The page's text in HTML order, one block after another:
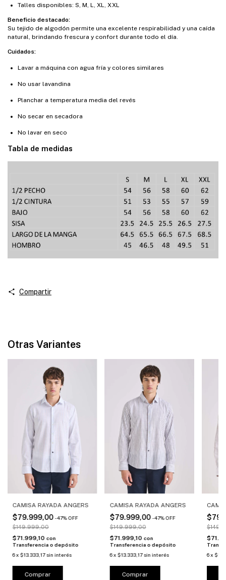
Talles disponibles: S, M, L, XL, XXL
Beneficio destacado:
Su tejido de algodón permite una excelente respirabilidad y una caída
natural, brindando frescura y confort durante todo el día.
Cuidados:
Lavar a máquina con agua fría y colores similares
No usar lavandina
Planchar a temperatura media del revés
No secar en secadora
No lavar en seco
Tabla de medidas
Compartir
Otras Variantes
CAMISA RAYADA ANGERS
$79.999,00 -47%OFF
$149.999,00
$71.999,10 con
Transferencia o depósito
6x $13.333,17sin interés
Comprar
CAMISA RAYADA ANGERS
$79.999,00 -47%OFF
$149.999,00
$71.999,10 con
Transferencia o depósito
6 x $13.333,17 sin interés
Comprar
6x